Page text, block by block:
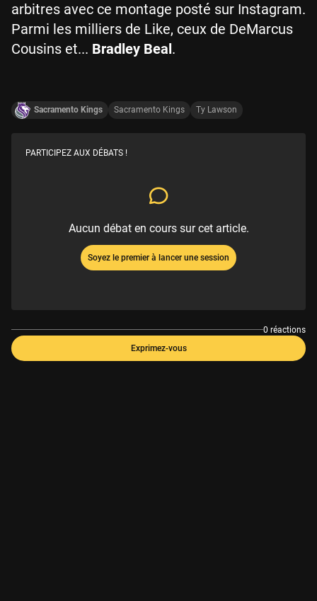
arbitres avec ce montage posté sur Instagram.
Parmi les milliers de Like, ceux de DeMarcus
Cousins et... Bradley Beal.
Sacramento Kings Sacramento Kings Ty Lawson
PARTICIPEZ AUX DÉBATS !
Aucun débat en cours sur cet article.
Soyez le premier à lancer une session
0 réactions
Exprimez-vous